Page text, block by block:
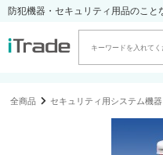
防犯機器・セキュリティ用品のこと
全商品 セキュリティ用システム機器